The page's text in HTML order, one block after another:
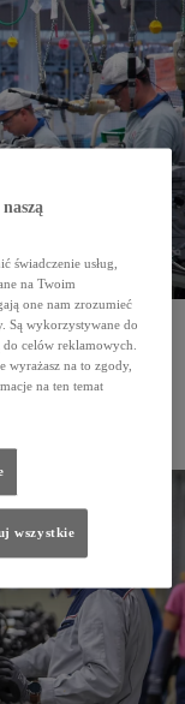
i Jelczu-Laskowicach
Fabryki te wyróżniają się
wpływając na legendarną
jednym z najpotężniejszych
rocznie około 15 tysięcy
– trafiają do aut
realizacji zamówień, koncern
działa osiem fabryk,
Poland.
świadczenie usług,
na Twoim
one nam zrozumieć
Są wykorzystywane do
do celów reklamowych.
wyrażasz na to zgody,
na ten temat
wszystkie